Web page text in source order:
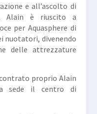
e all’ascolto di
Alain è riuscito a
per Aquasphere di
nuotatori, divenendo
delle attrezzature
proprio Alain
sede il centro di